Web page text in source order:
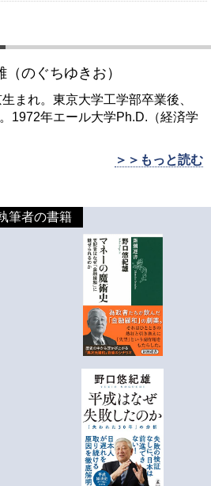
（のぐちゆきお）
まれ。東京大学工学部卒業後、
1972年エール大学Ph.D.（経済学
＞＞もっと読む
筆者の書籍